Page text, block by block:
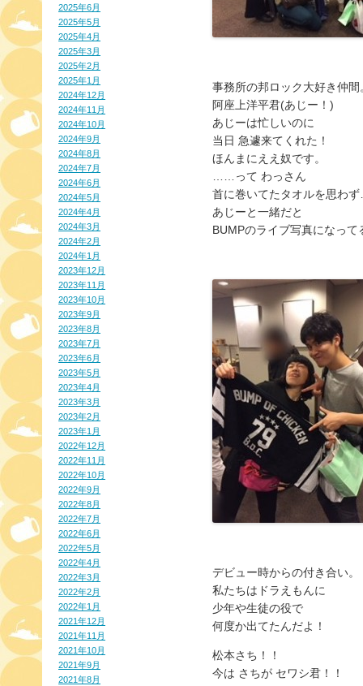
2025年6月
2025年5月
2025年4月
2025年3月
2025年2月
2025年1月
2024年12月
2024年11月
2024年10月
2024年9月
2024年8月
2024年7月
2024年6月
2024年5月
2024年4月
2024年3月
2024年2月
2024年1月
2023年12月
2023年11月
2023年10月
2023年9月
2023年8月
2023年7月
2023年6月
2023年5月
2023年4月
2023年3月
2023年2月
2023年1月
2022年12月
2022年11月
2022年10月
2022年9月
2022年8月
2022年7月
2022年6月
2022年5月
2022年4月
2022年3月
2022年2月
2022年1月
2021年12月
2021年11月
2021年10月
2021年9月
2021年8月
事務所の邦ロック大好き仲間
阿座上洋平君(あじー！)
あじーは忙しいのに
当日 急遽来てくれた！
ほんまにええ奴です。
……って わっさん
首に巻いてたタオルを思わ
あじーと一緒だと
BUMPのライブ写真になって
デビュー時からの付き合い。
私たちはドラえもんに
少年や生徒の役で
何度か出てたんだよ！
松本さち！！
今は さちが セワシ君！！